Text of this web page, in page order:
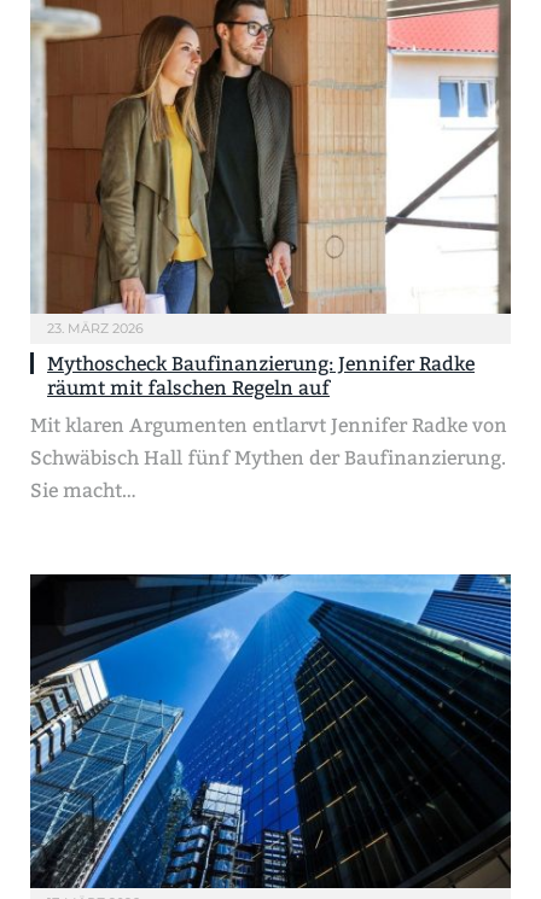
23. MÄRZ 2026
Mythoscheck Baufinanzierung: Jennifer Radke
räumt mit falschen Regeln auf
Mit klaren Argumenten entlarvt Jennifer Radke von
Schwäbisch Hall fünf Mythen der Baufinanzierung.
Sie macht…